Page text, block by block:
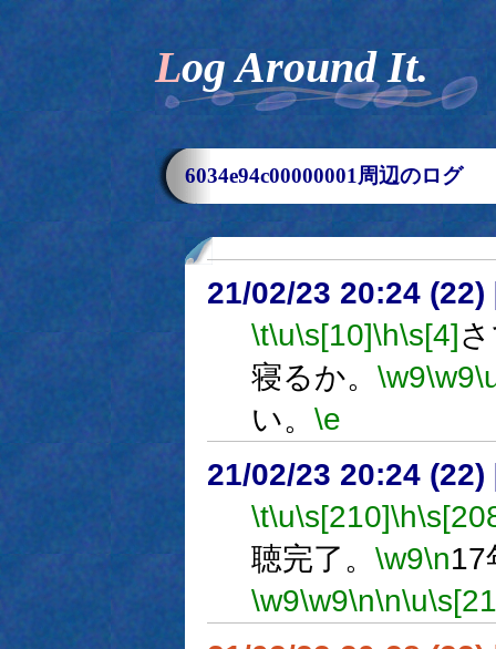
Log Around It.
6034e94c00000001周辺のログ
21/02/23 20:24 (22)
\t\u\s[10]\h\s[4]
寝るか。 \w9\w9
い。 \e
21/02/23 20:24 (22)
\t\u\s[210]\h
聴完了。 \w9\n17
\w9\w9\n\n\u